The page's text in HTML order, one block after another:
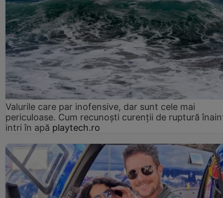
Valurile care par inofensive, dar sunt cele mai
periculoase. Cum recunoști curenții de ruptură
intri în apă playtech.ro